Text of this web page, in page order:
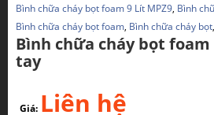
Bình chữa cháy bọt foam 9 Lít MPZ9, Bình
Bình chữa cháy bọt foam, Bình chữa cháy bọt,
Bình chữa cháy bọt foam
tay
Giá: Liên hệ